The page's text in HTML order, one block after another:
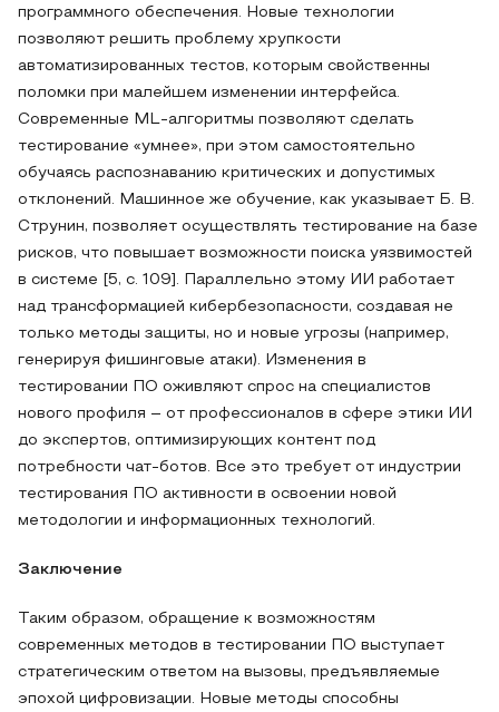
программного обеспечения. Новые технологии
позволяют решить проблему хрупкости
автоматизированных тестов, которым свойственны
поломки при малейшем изменении интерфейса.
Современные ML-алгоритмы позволяют сделать
тестирование «умнее», при этом самостоятельно
обучаясь распознаванию критических и допустимых
отклонений. Машинное же обучение, как указывает Б. В.
Струнин, позволяет осуществлять тестирование на базе
рисков, что повышает возможности поиска уязвимостей
в системе [5, с. 109]. Параллельно этому ИИ работает
над трансформацией кибербезопасности, создавая не
только методы защиты, но и новые угрозы (например,
генерируя фишинговые атаки). Изменения в
тестировании ПО оживляют спрос на специалистов
нового профиля – от профессионалов в сфере этики ИИ
до экспертов, оптимизирующих контент под
потребности чат-ботов. Все это требует от индустрии
тестирования ПО активности в освоении новой
методологии и информационных технологий.
Заключение
Таким образом, обращение к возможностям
современных методов в тестировании ПО выступает
стратегическим ответом на вызовы, предъявляемые
эпохой цифровизации. Новые методы способны